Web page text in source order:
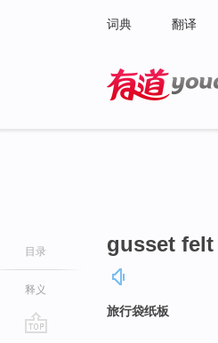
词典 翻译
目录
释义
gusset felt
旅行袋纸板